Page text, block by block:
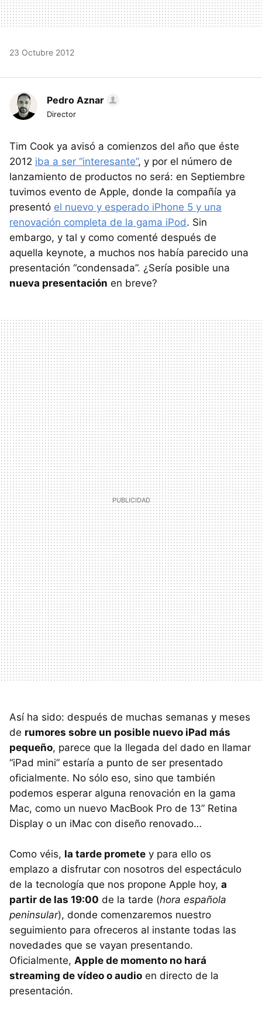
23 Octubre 2012
Pedro Aznar
Director
Tim Cook ya avisó a comienzos del año que éste
2012 iba a ser “interesante”, y por el número de
lanzamiento de productos no será: en Septiembre
tuvimos evento de Apple, donde la compañía ya
presentó el nuevo y esperado iPhone 5 y una
renovación completa de la gama iPod. Sin
embargo, y tal y como comenté después de
aquella keynote, a muchos nos había parecido una
presentación “condensada”. ¿Sería posible una
nueva presentación en breve?
Así ha sido: después de muchas semanas y meses
de rumores sobre un posible nuevo iPad más
pequeño, parece que la llegada del dado en llamar
“iPad mini” estaría a punto de ser presentado
oficialmente. No sólo eso, sino que también
podemos esperar alguna renovación en la gama
Mac, como un nuevo MacBook Pro de 13” Retina
Display o un iMac con diseño renovado…
Como véis, la tarde promete y para ello os
emplazo a disfrutar con nosotros del espectáculo
de la tecnología que nos propone Apple hoy, a
partir de las 19:00 de la tarde (hora española
peninsular), donde comenzaremos nuestro
seguimiento para ofreceros al instante todas las
novedades que se vayan presentando.
Oficialmente, Apple de momento no hará
streaming de vídeo o audio en directo de la
presentación.